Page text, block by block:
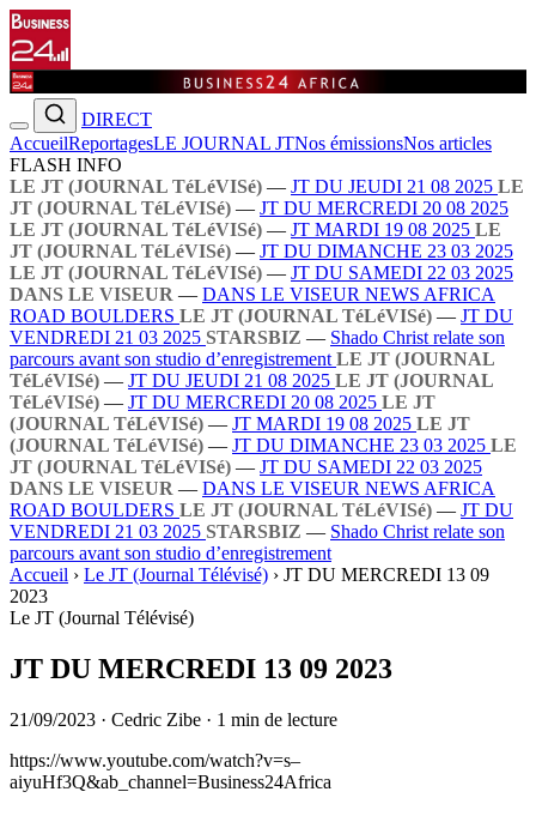
DIRECT
AccueilReportagesLE JOURNAL JTNos émissionsNos articles
FLASH INFO
LE JT (JOURNAL TéLéVISé) — JT DU JEUDI 21 08 2025 LE
JT (JOURNAL TéLéVISé) — JT DU MERCREDI 20 08 2025
LE JT (JOURNAL TéLéVISé) — JT MARDI 19 08 2025 LE
JT (JOURNAL TéLéVISé) — JT DU DIMANCHE 23 03 2025
LE JT (JOURNAL TéLéVISé) — JT DU SAMEDI 22 03 2025
DANS LE VISEUR — DANS LE VISEUR NEWS AFRICA
ROAD BOULDERS LE JT (JOURNAL TéLéVISé) — JT DU
VENDREDI 21 03 2025 STARSBIZ — Shado Christ relate son
parcours avant son studio d’enregistrement LE JT (JOURNAL
TéLéVISé) — JT DU JEUDI 21 08 2025 LE JT (JOURNAL
TéLéVISé) — JT DU MERCREDI 20 08 2025 LE JT
(JOURNAL TéLéVISé) — JT MARDI 19 08 2025 LE JT
(JOURNAL TéLéVISé) — JT DU DIMANCHE 23 03 2025 LE
JT (JOURNAL TéLéVISé) — JT DU SAMEDI 22 03 2025
DANS LE VISEUR — DANS LE VISEUR NEWS AFRICA
ROAD BOULDERS LE JT (JOURNAL TéLéVISé) — JT DU
VENDREDI 21 03 2025 STARSBIZ — Shado Christ relate son
parcours avant son studio d’enregistrement
Accueil › Le JT (Journal Télévisé) › JT DU MERCREDI 13 09
2023
Le JT (Journal Télévisé)
JT DU MERCREDI 13 09 2023
21/09/2023 · Cedric Zibe · 1 min de lecture
https://www.youtube.com/watch?v=s–
aiyuHf3Q&ab_channel=Business24Africa